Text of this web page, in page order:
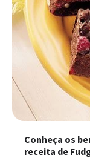
Conheça os
receita de